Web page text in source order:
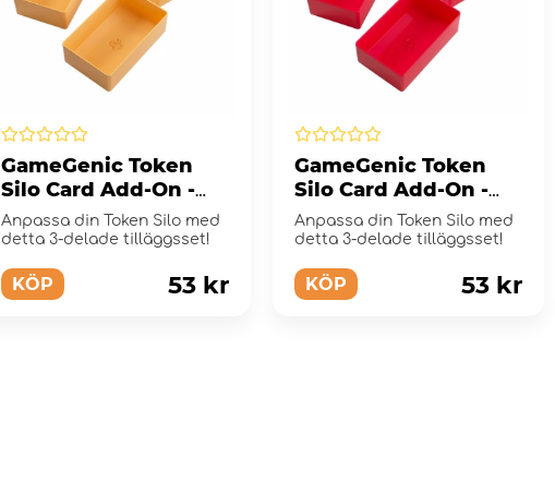
GameGenic Token
Silo Card Add-On -
Orange
Anpassa din Token Silo med
detta 3-delade tilläggsset!
KÖP 53 kr
GameGenic Token
Silo Card Add-On -
Red
Anpassa din Token Silo med
detta 3-delade tilläggsset!
KÖP 53 kr